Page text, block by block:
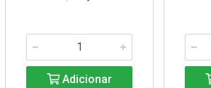
Adicionar